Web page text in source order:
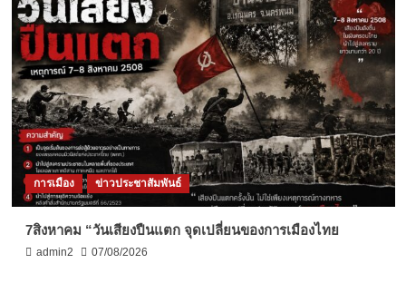
การเมือง ข่าวประชาสัมพันธ์
7สิงหาคม “วันเสียงปืนแตก จุดเปลี่ยนของการเมืองไทย
admin2 07/08/2026